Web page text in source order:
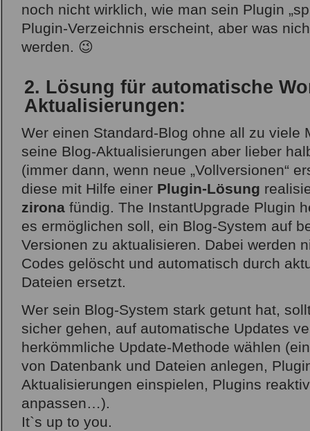
noch nicht wirklich, wie man sein Plugin
Plugin-Verzeichnis erscheint, aber was
werden. 😉
2. Lösung für automatische
Aktualisierungen:
Wer einen Standard-Blog ohne all zu viele
seine Blog-Aktualisierungen aber lieber
(immer dann, wenn neue „Vollversionen“
diese mit Hilfe einer Plugin-Lösung
zirona fündig. The InstantUpgrade Plugin
es ermöglichen soll, ein Blog-System auf
Versionen zu aktualisieren. Dabei werden
Codes gelöscht und automatisch durch
Dateien ersetzt.
Wer sein Blog-System stark getunt hat,
sicher gehen, auf automatische Updates
herkömmliche Update-Methode wählen
von Datenbank und Dateien anlegen,
Aktualisierungen einspielen, Plugins
anpassen…).
It`s up to you.